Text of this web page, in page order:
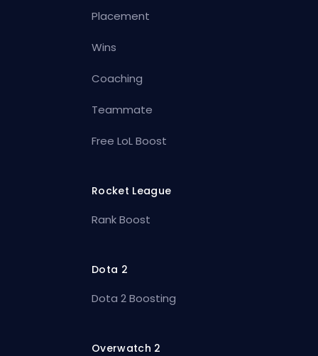
Placement
Wins
Coaching
Teammate
Free LoL Boost
Rocket League
Rank Boost
Dota 2
Dota 2 Boosting
Overwatch 2